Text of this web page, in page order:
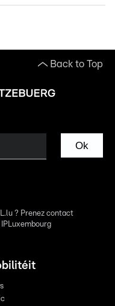
Back to Top
Ok
? Prenez contact